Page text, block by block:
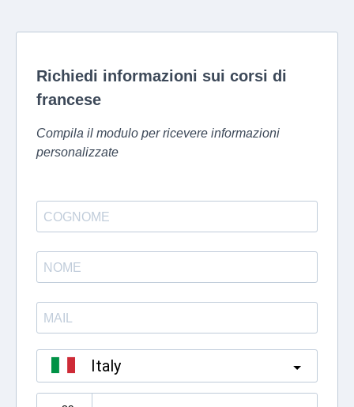
Richiedi informazioni sui corsi di
francese
Compila il modulo per ricevere informazioni
personalizzate
Italy